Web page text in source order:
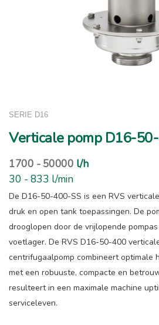
SERIE D16
Verticale pomp D16-
1700 - 50000 l/h
30 - 833 l/min
De D16-50-400-SS is een RVS
druk en open tank toepassingen. De
drooglopen door de vrijlopende
voetlager. De RVS D16-50-400
centrifugaalpomp combineert optimale
met een robuuste, compacte en
resulteert in een maximale machine
serviceleven.